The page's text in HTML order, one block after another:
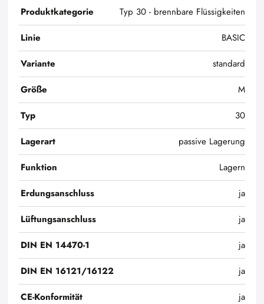
Produktkategorie
Typ 30 - brennbare Flüssigkeiten
Linie
BASIC
Variante
standard
Größe
M
Typ
30
Lagerart
passive Lagerung
Funktion
Lagern
Erdungsanschluss
ja
Lüftungsanschluss
ja
DIN EN 14470-1
ja
DIN EN 16121/16122
ja
CE-Konformität
ja